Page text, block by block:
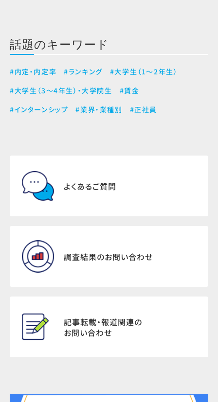
話題のキーワード
#内定・内定率 #ランキング
#大学生（1～2年生）
#大学生（3～4年生）・大学院生
#賃金
#インターンシップ
#業界・業種別 #正社員
よくあるご質問
調査結果のお問い合わせ
記事転載・報道関連の
お問い合わせ